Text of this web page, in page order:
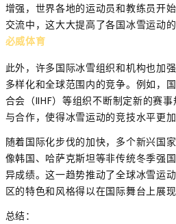
增强，世界各地的运动员和教练员开
交流中，这大大提高了各国冰雪运动的
必威体育
此外，许多国际冰雪组织和机构也加
多样化和全球范围内的竞争。例如，
合会（IIHF）等组织不断制定新的赛
与合作，使得冰雪运动的竞技水平更加
随着国际化步伐的加快，多个新兴国
像韩国、哈萨克斯坦等非传统冬季强
异成绩。这一趋势推动了全球冰雪运
区的特色和风格得以在国际舞台上展现
总结：